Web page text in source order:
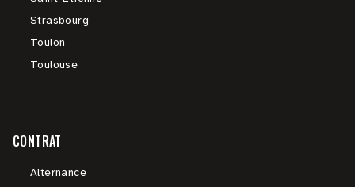
Strasbourg
Toulon
Toulouse
CONTRAT
Alternance